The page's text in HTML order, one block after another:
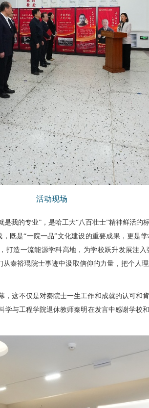
活动现场
我的专业”，是哈工大“八百壮士”精神鲜活
既是“一院一品”文化建设的重要成果，更是
打造一流能源学科高地，为学校跃升发展注
秦裕琨院士事迹中汲取信仰的力量，把个人
这不仅是对秦院士一生工作和成就的认可和
与工程学院退休教师秦明在发言中感谢学校